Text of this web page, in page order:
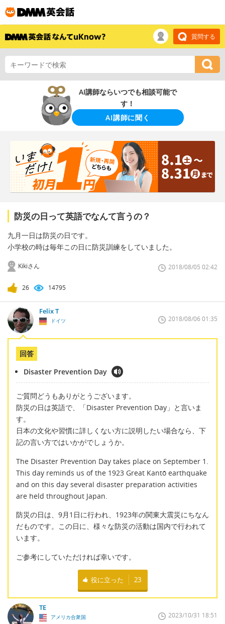
質問する
AI講師ならいつでも相談可能で
す！
AI講師に聞く
防災の日って英語でなんて言うの？
九月一日は防災の日です。
小学校の時は毎年この日に防災訓練をしていました。
Kikiさん 2018/08/05 02:42
26 14795
Felix T
ドイツ 2018/08/06 01:35
回答
Disaster Prevention Day
ご質問どうもありがとうございます。
防災の日は英語で、「Disaster Prevention Day」と言いま
す。
日本の文化や習慣に詳しくない方に説明したい場合なら、下
記の言い方ではいかがでしょうか。
The Disaster Prevention Day takes place on September 1.
This day reminds us of the 1923 Great Kantō earthquake
and on this day several disaster preparation activities
are held throughout Japan.
防災の日は、9月1日に行われ、1923年の関東大震災にちなん
だものです。この日に、様々な防災の活動は国内で行われて
います。
ご参考にしていただければ幸いです。
役に立った 23
TE
アメリカ合衆国 2023/10/31 18:51